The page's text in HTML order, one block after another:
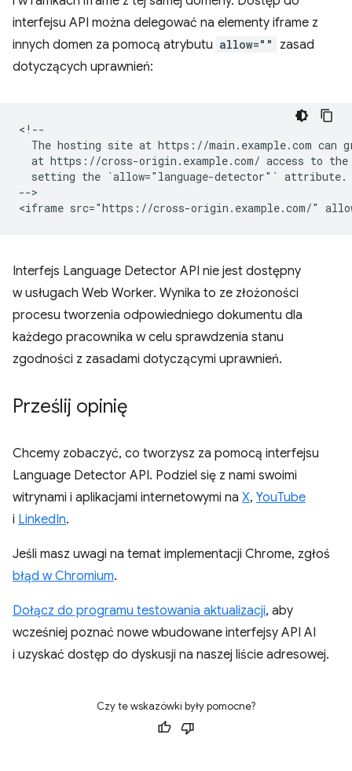
interfejsu API można delegować na elementy iframe z
innych domen za pomocą atrybutu allow=""
zasad
dotyczących uprawnień:
<!--
The hosting site at https://main.example.com can
at https://cross-origin.example.com/ access to
  setting the `allow="language-detector"` attribute.
-->
Interfejs Language Detector API nie jest dostępny
w usługach Web Worker. Wynika to ze złożoności
procesu tworzenia odpowiedniego dokumentu dla
każdego pracownika w celu sprawdzenia stanu
zgodności z zasadami dotyczącymi uprawnień.
Prześlij opinię
Chcemy zobaczyć, co tworzysz za pomocą interfejsu
Language Detector API. Podziel się z nami swoimi
witrynami i aplikacjami internetowymi na X, YouTube
i LinkedIn.
Jeśli masz uwagi na temat implementacji Chrome, zgłoś
błąd w Chromium.
Dołącz do programu testowania aktualizacji, aby
wcześniej poznać nowe wbudowane interfejsy API AI
i uzyskać dostęp do dyskusji na naszej liście adresowej.
Czy te wskazówki były pomocne?